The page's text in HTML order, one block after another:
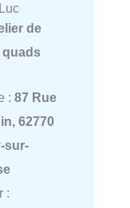
de
quads
: 87 Rue
62770
sur-
: